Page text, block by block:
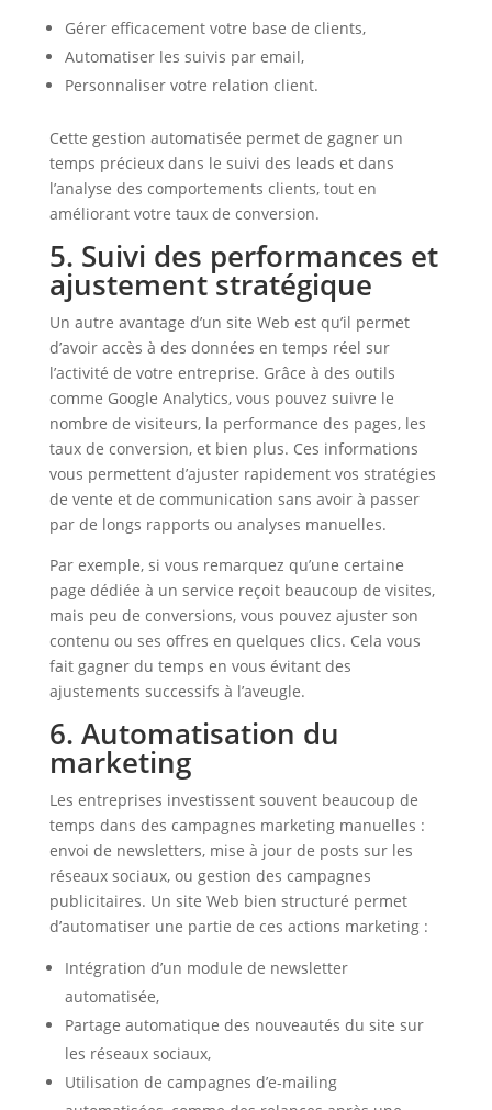
Gérer efficacement votre base de clients,
Automatiser les suivis par email,
Personnaliser votre relation client.
Cette gestion automatisée permet de gagner un
temps précieux dans le suivi des leads et dans
l’analyse des comportements clients, tout en
améliorant votre taux de conversion.
5. Suivi des performances et
ajustement stratégique
Un autre avantage d’un site Web est qu’il permet
d’avoir accès à des données en temps réel sur
l’activité de votre entreprise. Grâce à des outils
comme Google Analytics, vous pouvez suivre le
nombre de visiteurs, la performance des pages, les
taux de conversion, et bien plus. Ces informations
vous permettent d’ajuster rapidement vos stratégies
de vente et de communication sans avoir à passer
par de longs rapports ou analyses manuelles.
Par exemple, si vous remarquez qu’une certaine
page dédiée à un service reçoit beaucoup de visites,
mais peu de conversions, vous pouvez ajuster son
contenu ou ses offres en quelques clics. Cela vous
fait gagner du temps en vous évitant des
ajustements successifs à l’aveugle.
6. Automatisation du
marketing
Les entreprises investissent souvent beaucoup de
temps dans des campagnes marketing manuelles :
envoi de newsletters, mise à jour de posts sur les
réseaux sociaux, ou gestion des campagnes
publicitaires. Un site Web bien structuré permet
d’automatiser une partie de ces actions marketing :
Intégration d’un module de newsletter
automatisée,
Partage automatique des nouveautés du site sur
les réseaux sociaux,
Utilisation de campagnes d’e-mailing